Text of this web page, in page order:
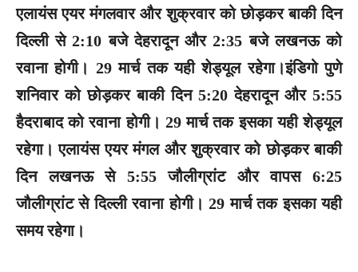
एलायंस एयर मंगलवार और शुक्रवार को छोड़कर बाकी दिन
दिल्ली से 2:10 बजे देहरादून और 2:35 बजे लखनऊ को
रवाना होगी। 29 मार्च तक यही शेड्यूल रहेगा।इंडिगो पुणे
शनिवार को छोड़कर बाकी दिन 5:20 देहरादून और 5:55
हैदराबाद को रवाना होगी। 29 मार्च तक इसका यही शेड्यूल
रहेगा। एलायंस एयर मंगल और शुक्रवार को छोड़कर बाकी
दिन लखनऊ से 5:55 जौलीग्रांट और वापस 6:25
जौलीग्रांट से दिल्ली रवाना होगी। 29 मार्च तक इसका यही
समय रहेगा।